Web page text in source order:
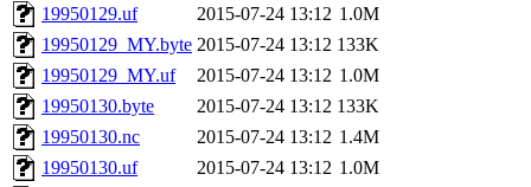
19950129.uf
2015-07-24 13:12 1.0M
19950129_MY.byte 2015-07-24 13:12 133K
19950129_MY.uf
2015-07-24 13:12 1.0M
19950130.byte
2015-07-24 13:12 133K
19950130.nc
2015-07-24 13:12 1.4M
19950130.uf
2015-07-24 13:12 1.0M